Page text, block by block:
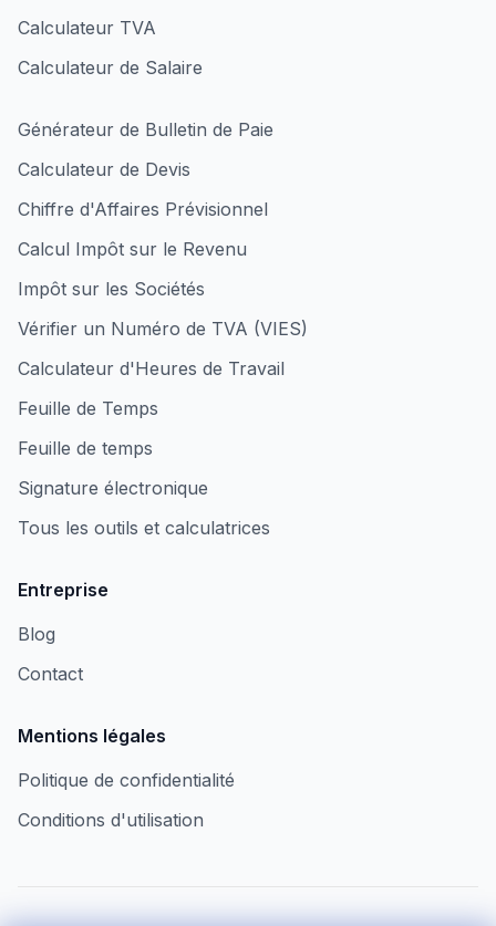
Calculateur TVA
Calculateur de Salaire
Générateur de Bulletin de Paie
Calculateur de Devis
Chiffre d'Affaires Prévisionnel
Calcul Impôt sur le Revenu
Impôt sur les Sociétés
Vérifier un Numéro de TVA (VIES)
Calculateur d'Heures de Travail
Feuille de Temps
Feuille de temps
Signature électronique
Tous les outils et calculatrices
Entreprise
Blog
Contact
Mentions légales
Politique de confidentialité
Conditions d'utilisation